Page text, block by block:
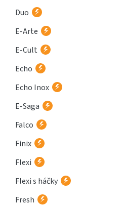
Duo
E-Arte
E-Cult
Echo
Echo Inox
E-Saga
Falco
Finix
Flexi
Flexi s háčky
Fresh